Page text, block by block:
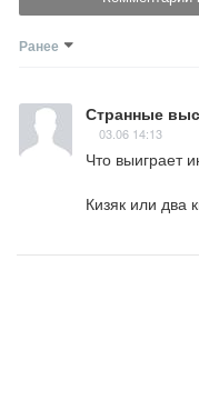
Ранее
Странные
03.06 14:13
Что выиграет
Кизяк или два